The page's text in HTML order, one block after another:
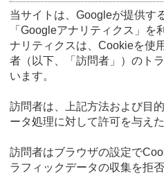
当サイトは、Googleが提供す
「Googleアナリティクス」を
ナリティクスは、Cookieを使
者（以下、「訪問者」）のト
います。
訪問者は、上記方法および目
ータ処理に対して許可を与え
訪問者はブラウザの設定で
ラフィックデータの収集を拒